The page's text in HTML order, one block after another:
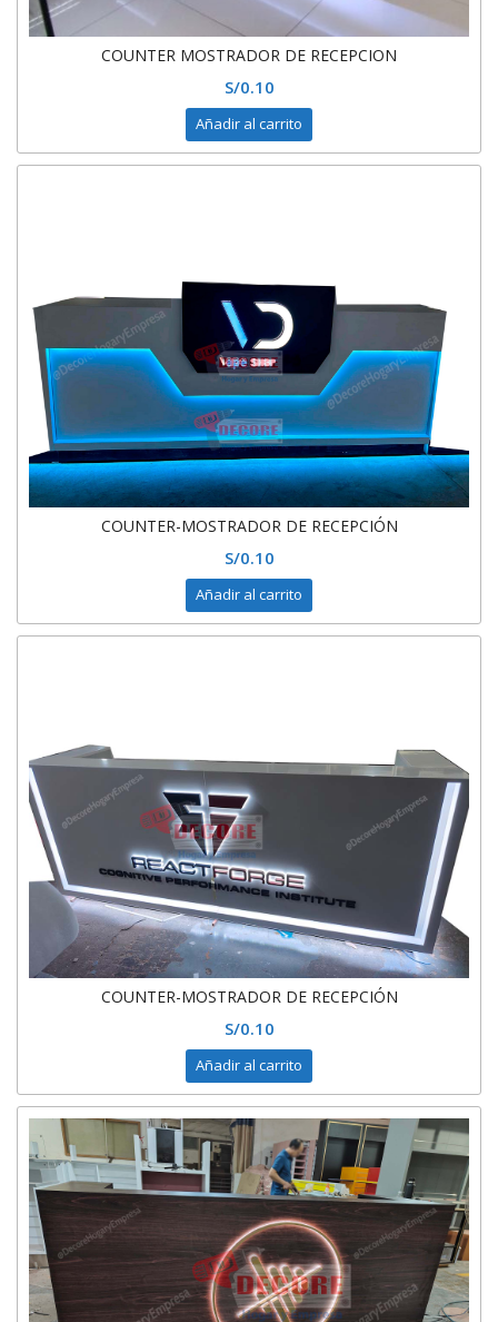
COUNTER MOSTRADOR DE RECEPCION
S/0.10
Añadir al carrito
COUNTER-MOSTRADOR DE RECEPCIÓN
S/0.10
Añadir al carrito
COUNTER-MOSTRADOR DE RECEPCIÓN
S/0.10
Añadir al carrito